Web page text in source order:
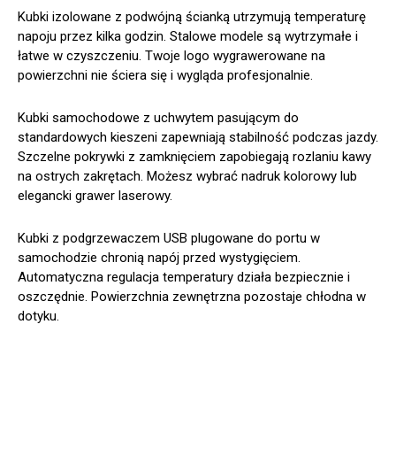
Kubki izolowane z podwójną ścianką utrzymują temperaturę
napoju przez kilka godzin. Stalowe modele są wytrzymałe i
łatwe w czyszczeniu. Twoje logo wygrawerowane na
powierzchni nie ściera się i wygląda profesjonalnie.
Kubki samochodowe z uchwytem pasującym do
standardowych kieszeni zapewniają stabilność podczas jazdy.
Szczelne pokrywki z zamknięciem zapobiegają rozlaniu kawy
na ostrych zakrętach. Możesz wybrać nadruk kolorowy lub
elegancki grawer laserowy.
Kubki z podgrzewaczem USB plugowane do portu w
samochodzie chronią napój przed wystygięciem.
Automatyczna regulacja temperatury działa bezpiecznie i
oszczędnie. Powierzchnia zewnętrzna pozostaje chłodna w
dotyku.